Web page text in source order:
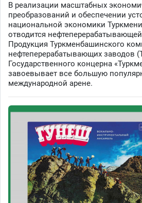
В реализации масштабных
преобразований и обеспечении
национальной экономики
отводится
Продукция Туркменбашинского
нефтеперерабатывающих заводов
Государственного концерна
завоевывает все большую
международной арене.